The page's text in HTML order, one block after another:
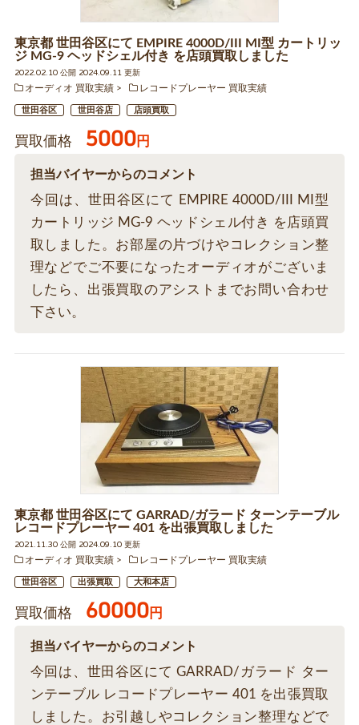
東京都 世田谷区にて EMPIRE 4000D/III MI型 カートリッ
ジ MG-9 ヘッドシェル付き を店頭買取しました
2022.02.10 公開 2024.09.11 更新
オーディオ 買取実績
レコードプレーヤー 買取実績
世田谷区 世田谷店 店頭買取
買取価格 5000円
担当バイヤーからのコメント
今回は、世田谷区にて EMPIRE 4000D/III MI型
カートリッジ MG-9 ヘッドシェル付き を店頭買
取しました。お部屋の片づけやコレクション整
理などでご不要になったオーディオがございま
したら、出張買取のアシストまでお問い合わせ
下さい。
東京都 世田谷区にて GARRAD/ガラード ターンテーブル
レコードプレーヤー 401 を出張買取しました
2021.11.30 公開 2024.09.10 更新
オーディオ 買取実績
レコードプレーヤー 買取実績
世田谷区 出張買取 大和本店
買取価格 60000円
担当バイヤーからのコメント
今回は、世田谷区にて GARRAD/ガラード ター
ンテーブル レコードプレーヤー 401 を出張買取
しました。お引越しやコレクション整理などで